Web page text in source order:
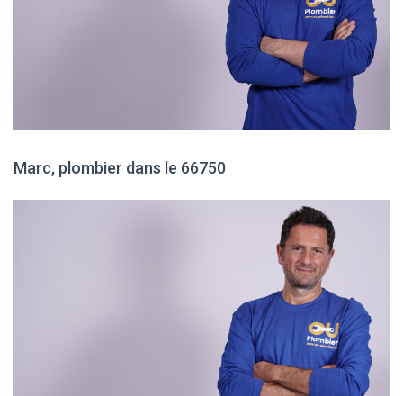
Marc, plombier dans le 66750